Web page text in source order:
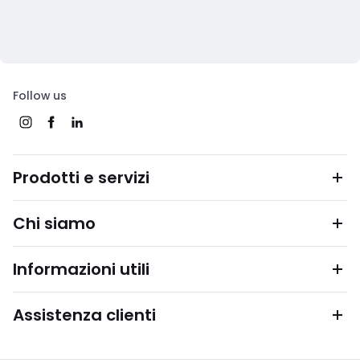
Follow us
Prodotti e servizi
Chi siamo
Informazioni utili
Assistenza clienti